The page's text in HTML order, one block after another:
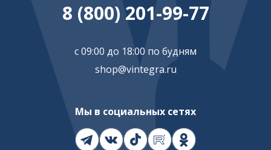
8 (800) 201-99-77
с 09:00 до 18:00 по будням
shop@vintegra.ru
Мы в социальных сетях